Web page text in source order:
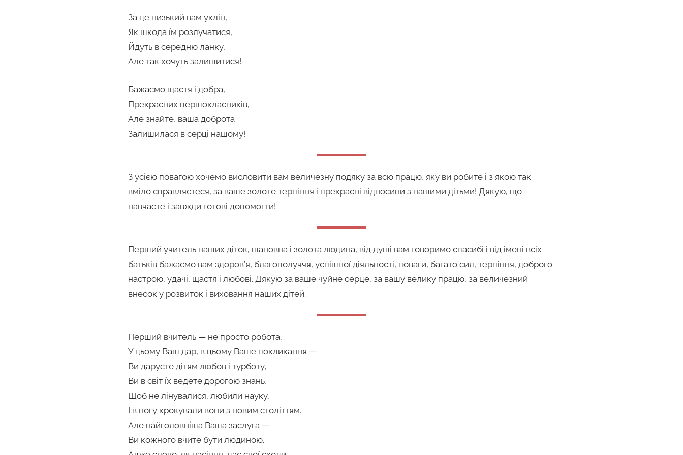
За це низький вам уклін,
Як шкода їм розлучатися,
Йдуть в середню ланку,
Але так хочуть залишитися!
Бажаємо щастя і добра,
Прекрасних першокласників,
Але знайте, ваша доброта
Залишилася в серці нашому!
З усією повагою хочемо висловити вам величезну подяку за всю працю, яку ви робите і з якою так
вміло справляєтеся, за ваше золоте терпіння і прекрасні відносини з нашими дітьми! Дякую, що
навчаєте і завжди готові допомогти!
Перший учитель наших діток, шановна і золота людина, від душі вам говоримо спасибі і від імені всіх
батьків бажаємо вам здоров’я, благополуччя, успішної діяльності, поваги, багато сил, терпіння, доброго
настрою, удачі, щастя і любові. Дякую за ваше чуйне серце, за вашу велику працю, за величезний
внесок у розвиток і виховання наших дітей.
Перший вчитель — не просто робота,
У цьому Ваш дар, в цьому Ваше покликання —
Ви даруєте дітям любов і турботу,
Ви в світ їх ведете дорогою знань,
Щоб не лінувалися, любили науку,
І в ногу крокували вони з новим століттям.
Але найголовніша Ваша заслуга —
Ви кожного вчите бути людиною.